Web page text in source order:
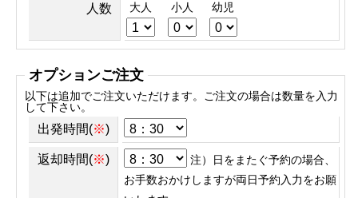
人数 大人 小人 幼児
オプションご注文
以下は追加でご注文いただけます。ご注文の場合は数量を入力
して下さい。
出発時間(※)
返却時間(※)
注）日をまたぐ予約の場合、
お手数おかけしますが両日予約入力をお願